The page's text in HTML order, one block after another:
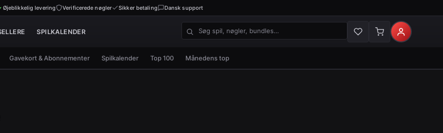
Øjeblikkelig levering Verificerede nøgler Sikker betaling Dansk support
SPILKALENDER
Søg spil, nøgler og bundles
Gavekort & Abonnementer Spilkalender Top 100 Månedens top